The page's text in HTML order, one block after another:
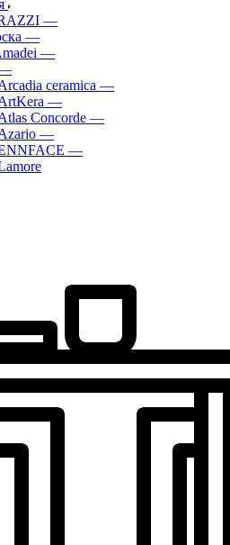
—
—
—
ceramica —
—
Concorde —
—
—